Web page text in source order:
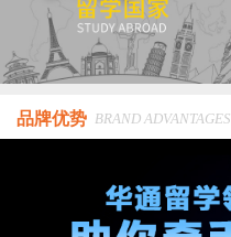
品牌优势 BRAND ADVANTAGES